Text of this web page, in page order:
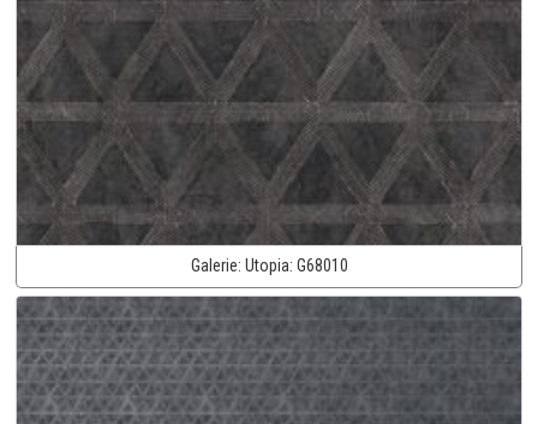
Galerie: Utopia: G68010